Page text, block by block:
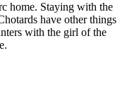
home. Staying with the
have other things
with the girl of the